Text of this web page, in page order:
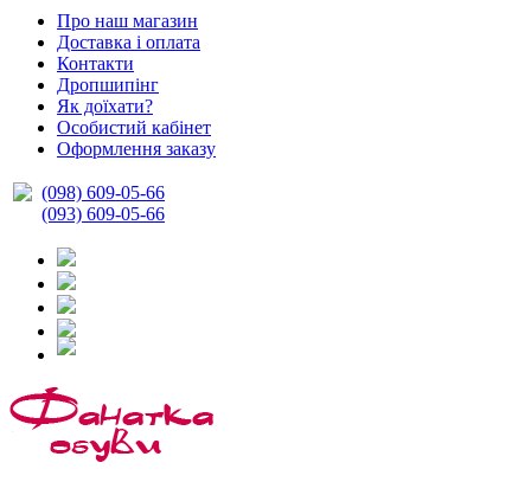
Про наш магазин
Доставка і оплата
Контакти
Дропшипінг
Як доїхати?
Особистий кабінет
Оформлення заказу
(098) 609-05-66
(093) 609-05-66